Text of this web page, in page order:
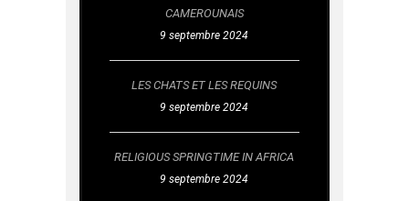
CAMEROUNAIS
9 septembre 2024
LES CHATS ET LES REQUINS
9 septembre 2024
RELIGIOUS SPRINGTIME IN AFRICA
9 septembre 2024